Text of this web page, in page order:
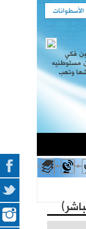
الأسطوانات
فكي
مستوطنيه
وتهب
لهدم